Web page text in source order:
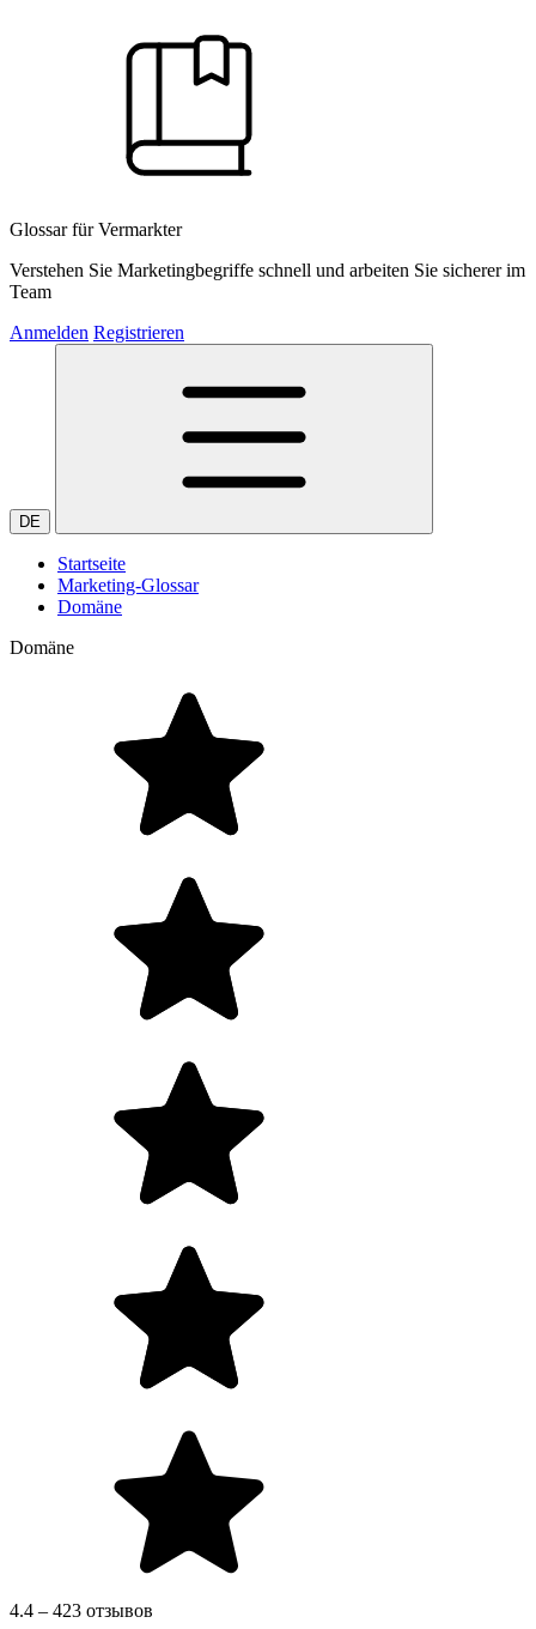
Glossar für Vermarkter
Verstehen Sie Marketingbegriffe schnell und arbeiten Sie sicherer im
Team
Anmelden Registrieren
DE
Startseite
Marketing-Glossar
Domäne
Domäne
4.4 – 423 отзывов